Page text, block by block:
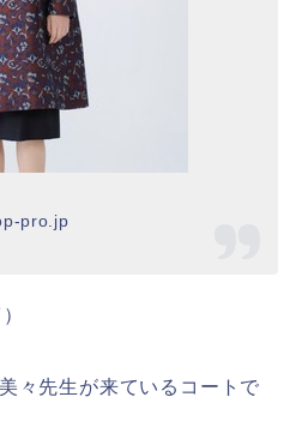
pro.jp
々先生が来ているコートで